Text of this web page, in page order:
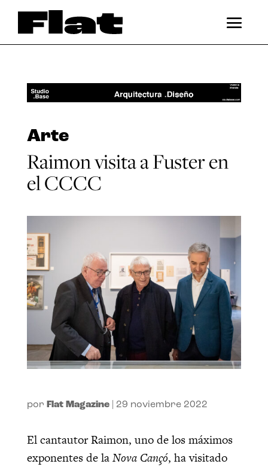
Arte
Raimon visita a Fuster en
el CCCC
por Flat Magazine| 29 noviembre 2022
El cantautor Raimon, uno de los máximos
exponentes de laNova Cançó, ha visitado